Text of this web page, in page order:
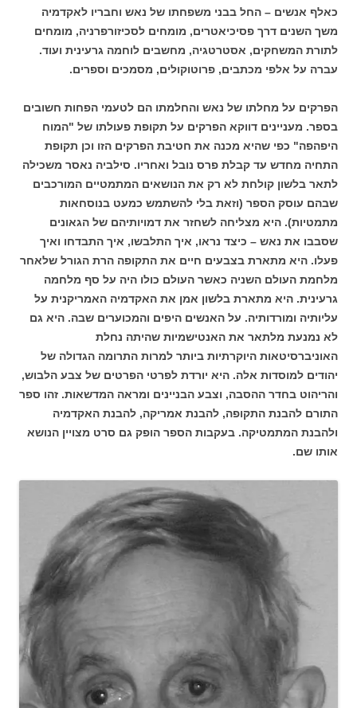
כאלף אנשים – החל בבני משפחתו של נאש וחבריו לאקדמיה
משך השנים דרך פסיכיאטרים, מומחים לסכיזורפרניה, מומחים
לתורת המשחקים, אסטרטגיה, מחשבים לוחמה גרעינית ועוד.
עברה על אלפי מכתבים, פרוטוקולים, מסמכים וספרים.
הפרקים על מחלתו של נאש והחלמתו הם לטעמי הפחות חשובים
בספר. מעניינים דווקא הפרקים על תקופת פעולתו של "המוח
היפהפה" כפי שהיא מכנה את חטיבת הפרקים הזו וכן תקופת
התחיה מחדש עד קבלת פרס נובל ואחריו. סילביה נאסר משכילה
לתאר בלשון קולחת לא רק את הנושאים המתמטיים המורכבים
שבהם עוסק הספר (וזאת בלי להשתמש כמעט בנוסחאות
מתמטיות). היא מצליחה לשחזר את דמויותיהם של הגאונים
שסבבו את נאש – כיצד נראו, איך התלבשו, איך התבדחו ואיך
פעלו. היא מתארת בצבעים חיים את התקופה הרת הגורל שלאחר
מלחמת העולם השניה כאשר העולם כולו היה על סף מלחמה
גרעינית. היא מתארת בלשון אמן את האקדמיה האמריקנית על
עליותיה ומורדותיה. על האנשים היפים והמכוערים שבה. היא גם
לא נמנעת מלתאר את האנטישמיות שהיתה נחלת
האוניברסיטאות היוקרתיות ביותר למרות התרומה הגדולה של
יהודים למוסדות אלה. היא יורדת לפרטי הפרטים של צבע הלבוש,
והריהוט בחדר ההסבה, וצבע הבניינים ומראה המדשאות. זהו ספר
התורם להבנת התקופה, להבנת אמריקה, להבנת האקדמיה
ולהבנת המתמטיקה. בעקבות הספר הופק גם סרט מצויין הנושא
אותו שם.